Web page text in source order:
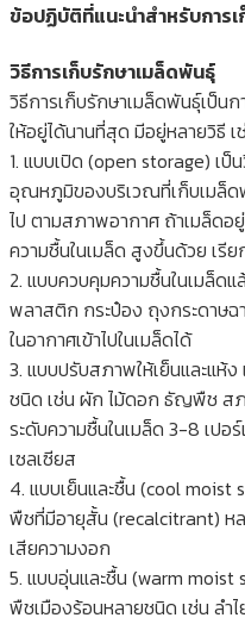
ข้อปฏิบัติที่แนะนำสำหรับการ
วิธีการเก็บรักษาเมล็ดพันธุ์
วิธีการเก็บรักษาเมล็ดพันธุ์เป็
ให้อยู่ได้นานที่สุด มีอยู่หลายวิธี เ
1. แบบเปิด (open storage) เป็
อุณหภูมิของบริเวณที่เก็บเมล็ด
ไป ตามสภาพอากาศ ถ้าเมล็ดอ
ความชื้นในเมล็ด สูงขึ้นด้วย เ
2. แบบควบคุมความชื้นในเมล็ด
พลาสติก กระป๋อง ถุงกระดาษฉ
ในอากาศเข้าไปในเมล็ดได้
3. แบบปรับสภาพให้เย็นและแห้
ชนิด เช่น ผัก ไม้ดอก ธัญพืช ส
ระดับความชื้นในเมล็ด 3-8 เปอ
เซลเซียส
4. แบบเย็นและชื้น (cool moist
พืชที่มีอายุสั้น (recalcitrant) ห
เสียความงอก
5. แบบอุ่นและชื้น (warm moist
พืชเมืองร้อนหลายชนิด เช่น ลำ